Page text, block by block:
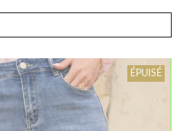
ÉPUISÉ